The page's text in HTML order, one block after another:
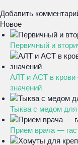
Добавить
Новое
Первичный и
АЛТ и АСТ в крови
значений
Тыква с медом
Прием врача —